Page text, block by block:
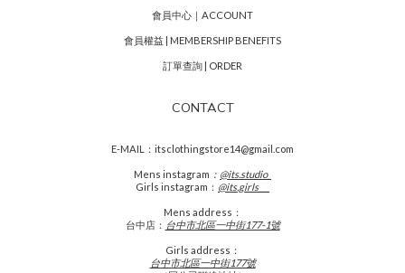
會員中心｜ACCOUNT
會員權益 | MEMBERSHIP BENEFITS
訂單查詢 | ORDER
CONTACT
E-MAIL：itsclothingstore14@gmail.com
Mens instagram ： @its.studio_
Girls instagram： @its.girls___
Mens address：
台中店： 台中市北區一中街177-1號
Girls address：
台中市北區一中街177號